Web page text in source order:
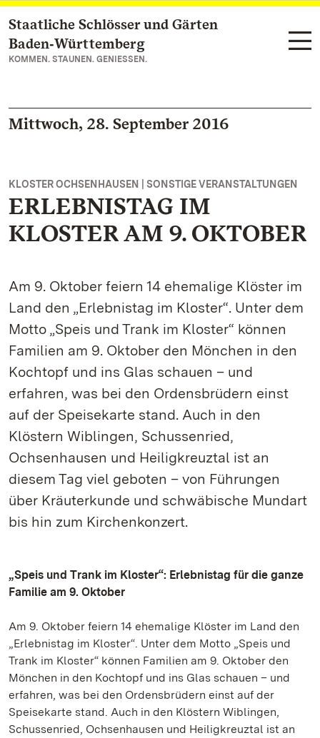
Zum Hauptinhalt springen
Staatliche Schlösser und Gärten
Baden‑Württemberg
KOMMEN. STAUNEN. GENIESSEN.
Mittwoch, 28. September 2016
KLOSTER OCHSENHAUSEN | SONSTIGE VERANSTALTUNGEN
ERLEBNISTAG IM
KLOSTER AM 9. OKTOBER
Am 9. Oktober feiern 14 ehemalige Klöster im
Land den „Erlebnistag im Kloster“. Unter dem
Motto „Speis und Trank im Kloster“ können
Familien am 9. Oktober den Mönchen in den
Kochtopf und ins Glas schauen – und
erfahren, was bei den Ordensbrüdern einst
auf der Speisekarte stand. Auch in den
Klöstern Wiblingen, Schussenried,
Ochsenhausen und Heiligkreuztal ist an
diesem Tag viel geboten – von Führungen
über Kräuterkunde und schwäbische Mundart
bis hin zum Kirchenkonzert.
„Speis und Trank im Kloster“: Erlebnistag für die ganze
Familie am 9. Oktober
Am 9. Oktober feiern 14 ehemalige Klöster im Land den
„Erlebnistag im Kloster“. Unter dem Motto „Speis und
Trank im Kloster“ können Familien am 9. Oktober den
Mönchen in den Kochtopf und ins Glas schauen – und
erfahren, was bei den Ordensbrüdern einst auf der
Speisekarte stand. Auch in den Klöstern Wiblingen,
Schussenried, Ochsenhausen und Heiligkreuztal ist an